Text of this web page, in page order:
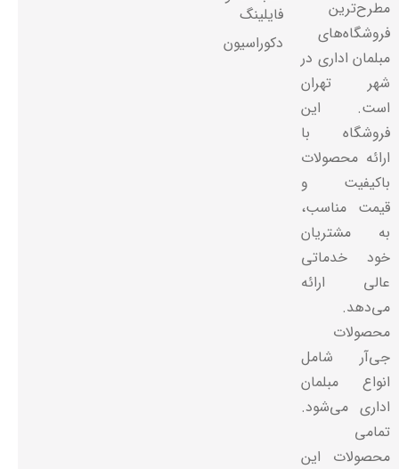
مطرح‌ترین
فروشگاه‌های
مبلمان اداری در
شهر تهران
است. این
فروشگاه با
ارائه محصولات
باکیفیت و
قیمت مناسب،
به مشتریان
خود خدماتی
عالی ارائه
می‌دهد.
محصولات
جی‌آر شامل
انواع مبلمان
اداری می‌شود.
تمامی
محصولات این
فایلینگ
دکوراسیون